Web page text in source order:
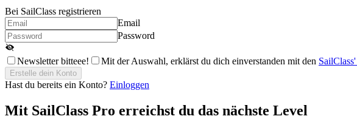
Bei SailClass registrieren
Email
Password
Newsletter bitteee! Mit der Auswahl, erklärst du dich einverstanden mit den
Erstelle dein Konto
Hast du bereits ein Konto? Einloggen
Mit SailClass Pro erreichst du das nächste Level